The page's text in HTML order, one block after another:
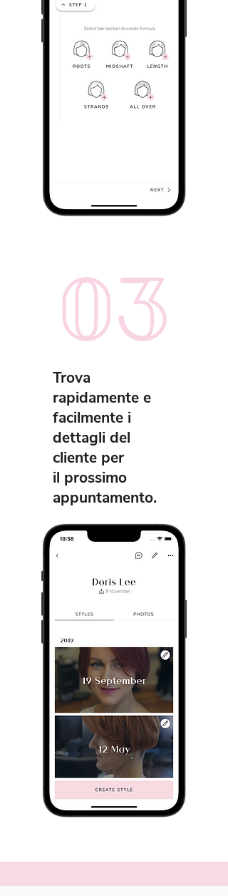
Trova
rapidamente e
facilmente i
dettagli del
cliente per
il prossimo
appuntamento.